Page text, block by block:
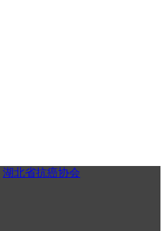
湖北省抗癌协会